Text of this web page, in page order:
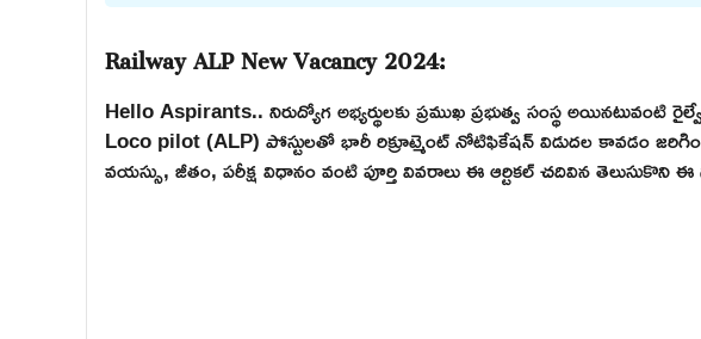
Railway ALP New Vacancy 2024:
Hello Aspirants.. నిరుద్యోగ అభ్యర్థులకు ప్రముఖ ప్రభుత్వ సంస్థ అయినటువంటి
Loco pilot (ALP) పోస్టులతో భారీ రిక్రూట్మెంట్ నోటిఫికేషన్ విడుదల కావడం
వయస్సు, జీతం, పరీక్ష విధానం వంటి పూర్తి వివరాలు ఈ ఆర్టికల్ చదివిన